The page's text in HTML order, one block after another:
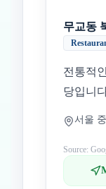
무교동
전통적
당입니
서울
Source: